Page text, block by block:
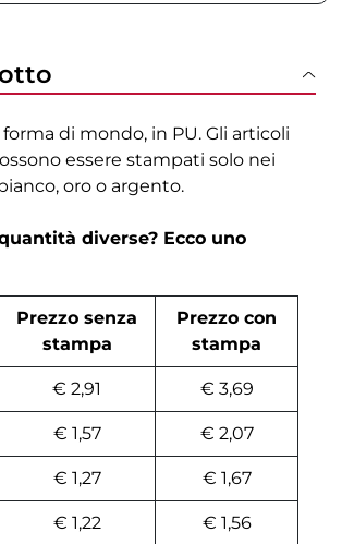
di mondo, in PU. Gli articoli
essere stampati solo nei
oro o argento.
diverse? Ecco uno
Prezzo senza
stampa
Prezzo con
stampa
€ 2,91 € 3,69
€ 1,57 € 2,07
€ 1,27 € 1,67
€ 1,22 € 1,56